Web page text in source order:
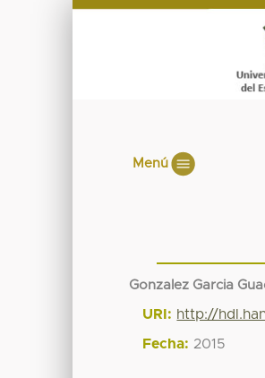
Menú
Gonzalez Garcia
URI: http://
Fecha: 2015